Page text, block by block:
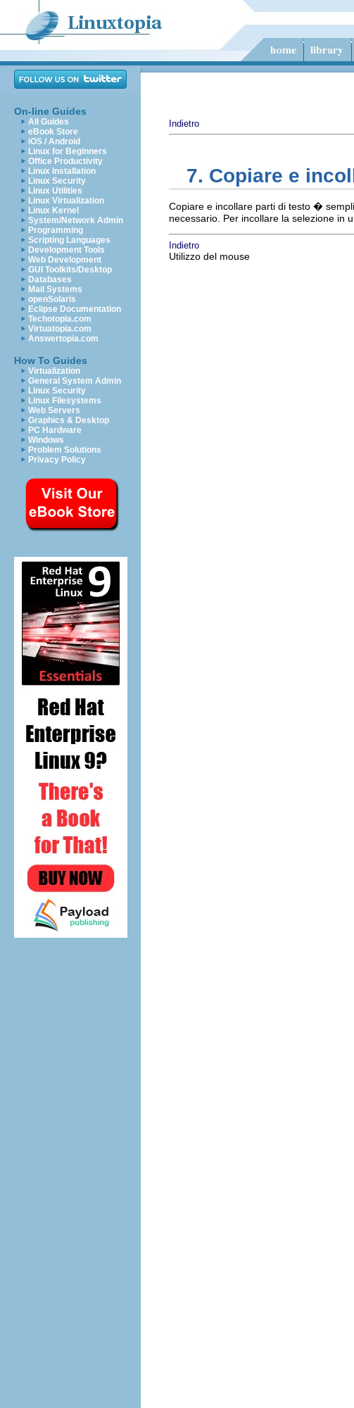
On-line Guides
All Guides
eBook Store
iOS / Android
Linux for Beginners
Office Productivity
Linux Installation
Linux Security
Linux Utilities
Linux Virtualization
Linux Kernel
System/Network Admin
Programming
Scripting Languages
Development Tools
Web Development
GUI Toolkits/Desktop
Databases
Mail Systems
openSolaris
Eclipse Documentation
Techotopia.com
Virtuatopia.com
Answertopia.com
How To Guides
Virtualization
General System Admin
Linux Security
Linux Filesystems
Web Servers
Graphics & Desktop
PC Hardware
Windows
Problem Solutions
Privacy Policy
Indietro
7. Copiare e
Copiare e incollare parti di testo �
necessario. Per incollare la selezione in
Indietro
Utilizzo del mouse